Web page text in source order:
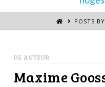
POSTS
DE AUTEUR
Maxime